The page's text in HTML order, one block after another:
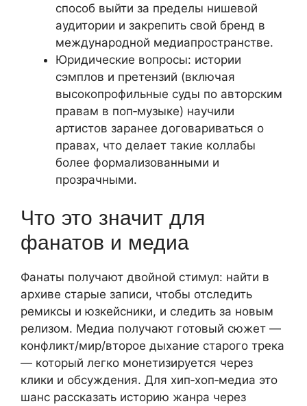
способ выйти за пределы нишевой
аудитории и закрепить свой бренд в
международной медиапространстве.
Юридические вопросы: истории
сэмплов и претензий (включая
высокопрофильные суды по авторским
правам в поп‑музыке) научили
артистов заранее договариваться о
правах, что делает такие коллабы
более формализованными и
прозрачными.
Что это значит для
фанатов и медиа
Фанаты получают двойной стимул: найти в
архиве старые записи, чтобы отследить
ремиксы и юзкейсники, и следить за новым
релизом. Медиа получают готовый сюжет —
конфликт/мир/второе дыхание старого трека
— который легко монетизируется через
клики и обсуждения. Для хип‑хоп‑медиа это
шанс рассказать историю жанра через